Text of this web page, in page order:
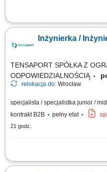
Zadania: Bezpośrednie kierowanie
zgodności realizowanych prac z
procedurami bezpieczeństwa;
Inżynierka /
TENSAPORT SPÓŁKA Z
ODPOWIEDZIALNOŚCIĄ
relokacja do: Wrocław
specjalista / specjalistka junior /
kontrakt B2B
pełny etat
21 godz.
Zadania: Operacyjne zarządzanie